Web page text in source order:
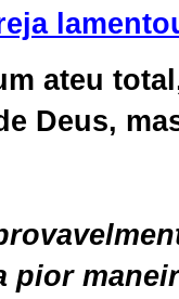
ateu
Deus,
pior